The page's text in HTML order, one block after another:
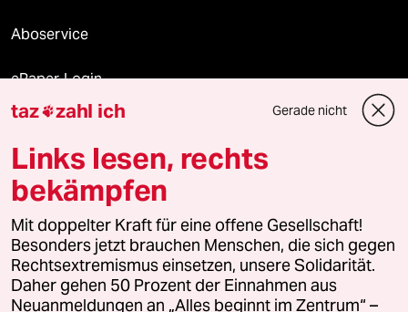
Aboservice
ePaper Login
Downloads für Abonnierende
© 2026 taz Verlags und Vertriebs GmbH
Alle Rechte vorbehalten. Bei rechtlichen Fragen oder für Genehmigungen
wenden Sie sich bitte an
lizenzen@taz.de
Feedback Redaktionsstatut Kommune-Richtlinien
taz zahl ich Gerade nicht
Links lesen, rechts
bekämpfen
Mit doppelter Kraft für eine offene Gesellschaft!
Besonders jetzt brauchen Menschen, die sich gegen
Rechtsextremismus einsetzen, unsere Solidarität.
Daher gehen 50 Prozent der Einnahmen aus
Neuanmeldungen an „Alles beginnt im Zentrum“ –